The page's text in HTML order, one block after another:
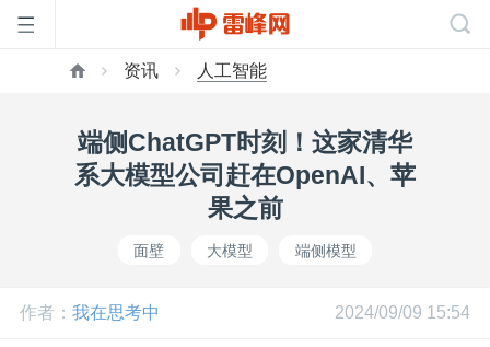
页
资讯 人工智能
端侧ChatGPT时刻！这家清华
系大模型公司赶在OpenAI、苹
果之前
面壁 大模型 端侧模型
作者： 我在思考中 2024/09/09 15:54